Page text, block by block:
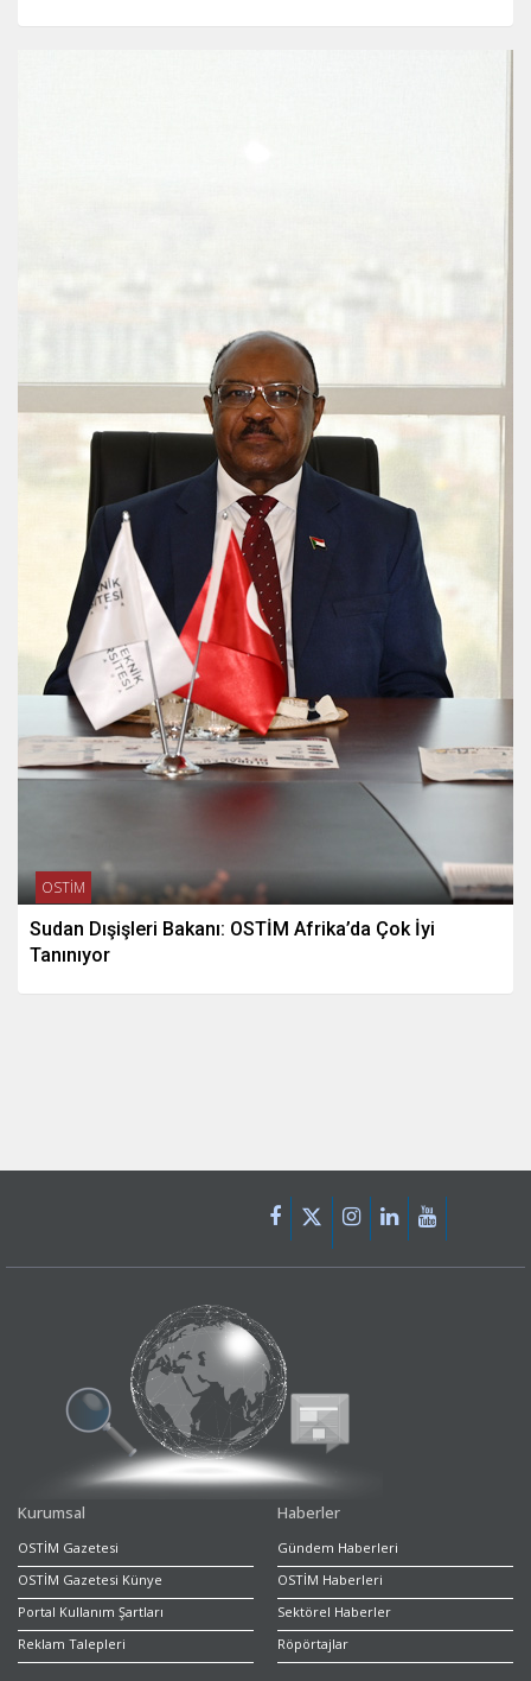
OSTİM
Sudan Dışişleri Bakanı: OSTİM Afrika’da Çok İyi
Tanınıyor
Kurumsal
OSTİM Gazetesi
OSTİM Gazetesi Künye
Portal Kullanım Şartları
Reklam Talepleri
Haberler
Gündem Haberleri
OSTİM Haberleri
Sektörel Haberler
Röpörtajlar